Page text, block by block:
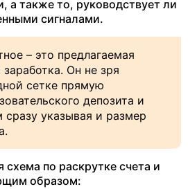
а также то, руководствует ли
сигналами.
– это предлагаемая
Он не зря
сетке прямую
депозита и
указывая и размер
схема по раскрутке счета и
образом: